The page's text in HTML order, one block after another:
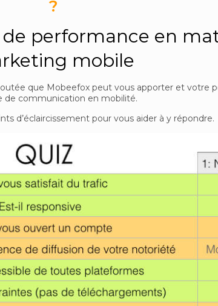
?
de performance en
mobile
que Mobeefox peut vous apporter et votre
de communication en mobilité.
d’éclaircissement pour vous aider à y répondre.